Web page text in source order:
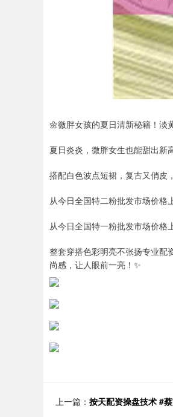
🌼微胖女孩的夏日清新秘籍！淡
夏日炎炎，微胖女生也能甜出新
搭配白色波点短裙，复古又俏皮
从今日全国特二粉批发市场价格
从今日全国特一粉批发市场价格
整套穿搭色彩明亮不张扬专业配
尚感，让人眼前一亮！✨
上一篇： 按天配资操盘技术 #